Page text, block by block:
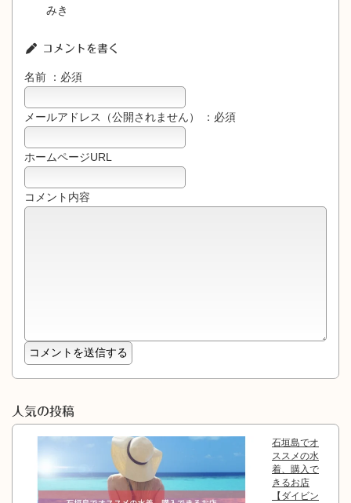
みき
コメントを書く
名前 ：必須
メールアドレス（公開されません） ：必須
ホームページURL
コメント内容
人気の投稿
石垣島でオ
ススメの水
着、購入で
きるお店
【ダイビン